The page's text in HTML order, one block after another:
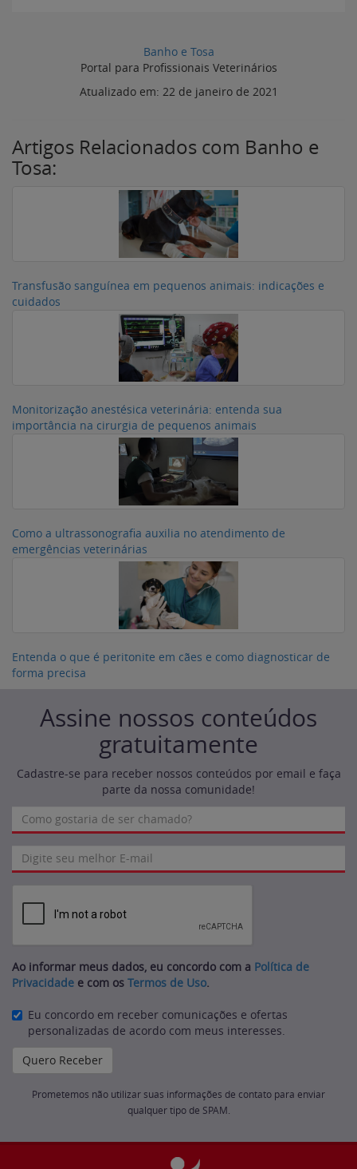
Banho e Tosa
Portal para Profissionais Veterinários
Atualizado em: 22 de janeiro de 2021
Artigos Relacionados com Banho e
Tosa:
Transfusão sanguínea em pequenos animais: indicações e
cuidados
Monitorização anestésica veterinária: entenda sua
importância na cirurgia de pequenos animais
Como a ultrassonografia auxilia no atendimento de
emergências veterinárias
Entenda o que é peritonite em cães e como diagnosticar de
forma precisa
Assine nossos conteúdos
gratuitamente
Cadastre-se para receber nossos conteúdos por email e faça
parte da nossa comunidade!
Ao informar meus dados, eu concordo com a Política de
Privacidade e com os Termos de Uso.
Eu concordo em receber comunicações e ofertas
personalizadas de acordo com meus interesses.
Prometemos não utilizar suas informações de contato para enviar
qualquer tipo de SPAM.